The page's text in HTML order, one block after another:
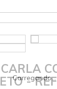
-